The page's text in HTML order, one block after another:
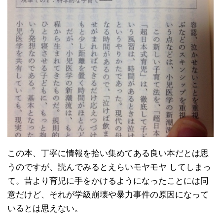
この本、丁寧に情報を拾い集めてある良い本だとは思
うのですが、読んでみるとえらいモヤモヤ してしまっ
て。昔より育児に手をかけるようになったことには同
意だけど、それが学級崩壊や暴力事件の原因になって
いるとは思えない。